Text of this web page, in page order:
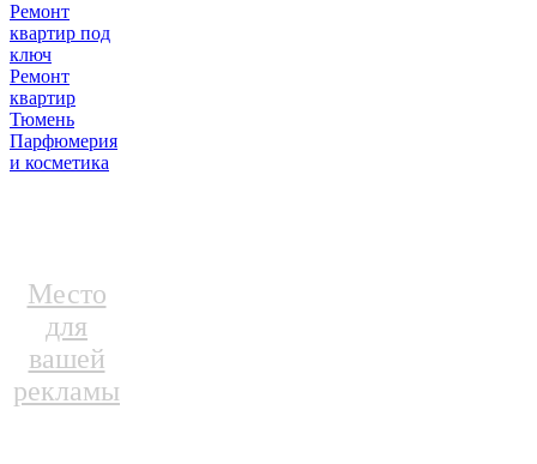
Ремонт
квартир под
ключ
Ремонт
квартир
Тюмень
Парфюмерия
и косметика
Место
для
вашей
рекламы